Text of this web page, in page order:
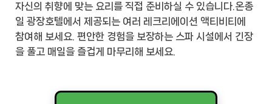
자신의 취향에 맞는 요리를 직접 준비하실 수 있습니다.온종
일 광장호텔에서 제공되는 여러 레크리에이션 액티비티에
참여해 보세요. 편안한 경험을 보장하는 스파 시설에서 긴장
을 풀고 매일을 즐겁게 마무리해 보세요.